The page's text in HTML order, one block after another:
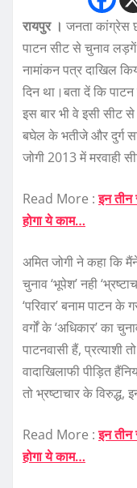
रायपुर । जनता कांग्रेस
पाटन सीट से चुनाव
नामांकन पत्र दाखिल
दिन था।बता दें कि
इस बार भी वे इसी सीट
बघेल के भतीजे और दुर्ग
जोगी 2013 में मरवाही
Read More :इन तीन
होगा ये काम…
अमित जोगी ने कहा कि
चुनाव ‘भूपेश’ नही
‘परिवार’ बनाम पाटन
वर्गों के ‘अधिकार’ का
पाटनवासी हैं, प्रत्याशी
वादाखिलाफी पीड़ित
तो भ्रष्टाचार के विरुद्ध,
Read More :इन तीन
होगा ये काम…